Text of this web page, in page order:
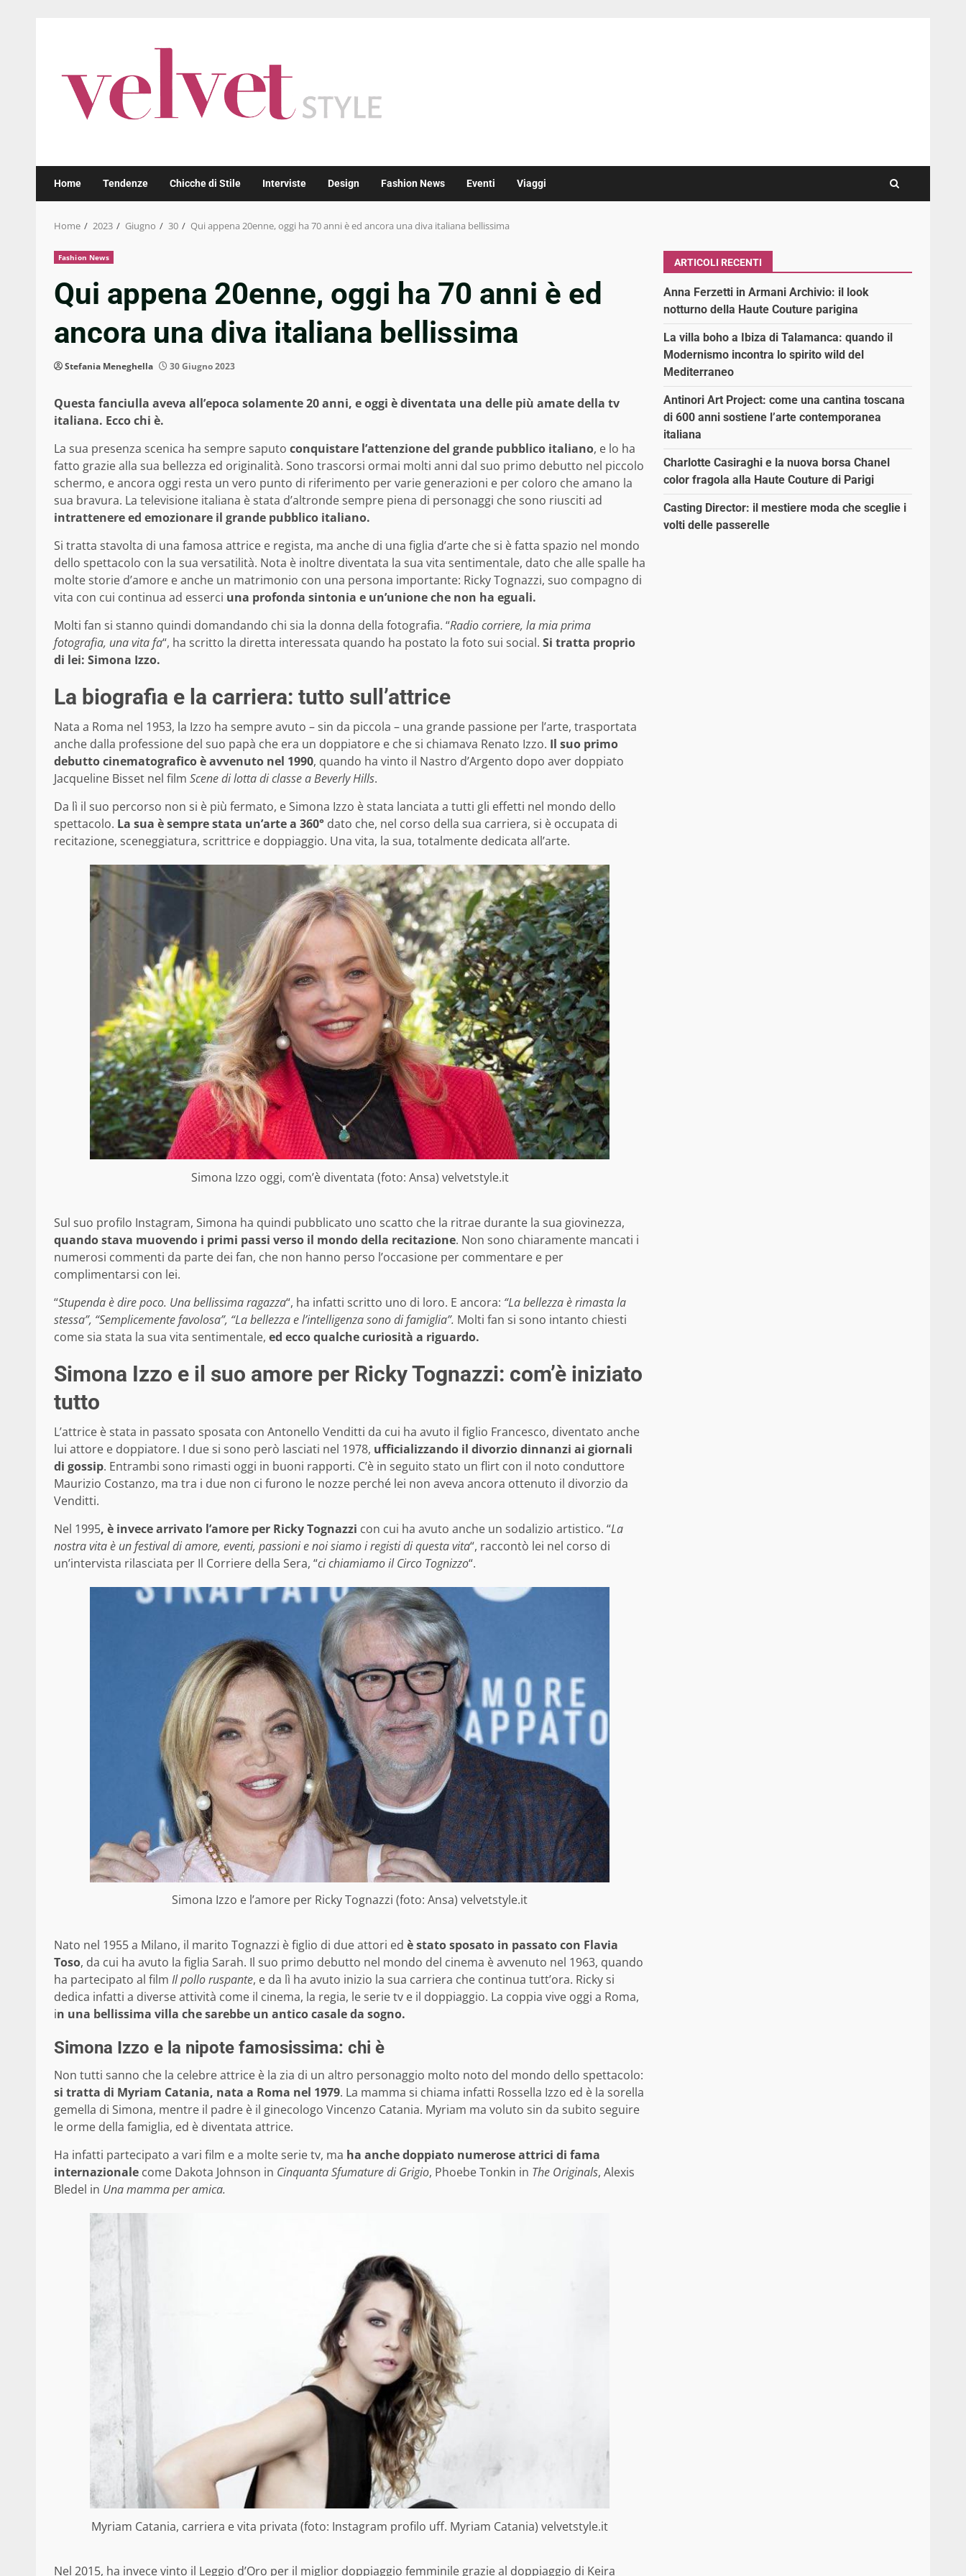
Home Tendenze Chicche di Stile Interviste Design Fashion News Eventi Viaggi
Home 2023 Giugno 30 Qui appena 20enne, oggi ha 70 anni è ed ancora una diva italiana bellissima
Fashion News
Qui appena 20enne, oggi ha 70 anni è ed
ancora una diva italiana bellissima
Stefania Meneghella 30 Giugno 2023
Questa fanciulla aveva all’epoca solamente 20 anni, e oggi è diventata una delle più amate della tv
italiana. Ecco chi è.
La sua presenza scenica ha sempre saputo conquistare l’attenzione del grande pubblico italiano, e lo ha
fatto grazie alla sua bellezza ed originalità. Sono trascorsi ormai molti anni dal suo primo debutto nel piccolo
schermo, e ancora oggi resta un vero punto di riferimento per varie generazioni e per coloro che amano la
sua bravura. La televisione italiana è stata d’altronde sempre piena di personaggi che sono riusciti ad
intrattenere ed emozionare il grande pubblico italiano.
Si tratta stavolta di una famosa attrice e regista, ma anche di una figlia d’arte che si è fatta spazio nel mondo
dello spettacolo con la sua versatilità. Nota è inoltre diventata la sua vita sentimentale, dato che alle spalle ha
molte storie d’amore e anche un matrimonio con una persona importante: Ricky Tognazzi, suo compagno di
vita con cui continua ad esserci una profonda sintonia e un’unione che non ha eguali.
Molti fan si stanno quindi domandando chi sia la donna della fotografia. “Radio corriere, la mia prima
fotografia, una vita fa“, ha scritto la diretta interessata quando ha postato la foto sui social. Si tratta proprio
di lei: Simona Izzo.
La biografia e la carriera: tutto sull’attrice
Nata a Roma nel 1953, la Izzo ha sempre avuto – sin da piccola – una grande passione per l’arte, trasportata
anche dalla professione del suo papà che era un doppiatore e che si chiamava Renato Izzo. Il suo primo
debutto cinematografico è avvenuto nel 1990, quando ha vinto il Nastro d’Argento dopo aver doppiato
Jacqueline Bisset nel film Scene di lotta di classe a Beverly Hills.
Da lì il suo percorso non si è più fermato, e Simona Izzo è stata lanciata a tutti gli effetti nel mondo dello
spettacolo. La sua è sempre stata un’arte a 360° dato che, nel corso della sua carriera, si è occupata di
recitazione, sceneggiatura, scrittrice e doppiaggio. Una vita, la sua, totalmente dedicata all’arte.
Simona Izzo oggi, com’è diventata (foto: Ansa) velvetstyle.it
Sul suo profilo Instagram, Simona ha quindi pubblicato uno scatto che la ritrae durante la sua giovinezza,
quando stava muovendo i primi passi verso il mondo della recitazione. Non sono chiaramente mancati i
numerosi commenti da parte dei fan, che non hanno perso l’occasione per commentare e per
complimentarsi con lei.
“Stupenda è dire poco. Una bellissima ragazza“, ha infatti scritto uno di loro. E ancora: “La bellezza è rimasta la
stessa”, “Semplicemente favolosa”, “La bellezza e l’intelligenza sono di famiglia”. Molti fan si sono intanto chiesti
come sia stata la sua vita sentimentale, ed ecco qualche curiosità a riguardo.
Simona Izzo e il suo amore per Ricky Tognazzi: com’è iniziato
tutto
L’attrice è stata in passato sposata con Antonello Venditti da cui ha avuto il figlio Francesco, diventato anche
lui attore e doppiatore. I due si sono però lasciati nel 1978, ufficializzando il divorzio dinnanzi ai giornali
di gossip. Entrambi sono rimasti oggi in buoni rapporti. C’è in seguito stato un flirt con il noto conduttore
Maurizio Costanzo, ma tra i due non ci furono le nozze perché lei non aveva ancora ottenuto il divorzio da
Venditti.
Nel 1995, è invece arrivato l’amore per Ricky Tognazzi con cui ha avuto anche un sodalizio artistico. “La
nostra vita è un festival di amore, eventi, passioni e noi siamo i registi di questa vita“, raccontò lei nel corso di
un’intervista rilasciata per Il Corriere della Sera, “ci chiamiamo il Circo Tognizzo“.
Simona Izzo e l’amore per Ricky Tognazzi (foto: Ansa) velvetstyle.it
Nato nel 1955 a Milano, il marito Tognazzi è figlio di due attori ed è stato sposato in passato con Flavia
Toso, da cui ha avuto la figlia Sarah. Il suo primo debutto nel mondo del cinema è avvenuto nel 1963, quando
ha partecipato al film Il pollo ruspante, e da lì ha avuto inizio la sua carriera che continua tutt’ora. Ricky si
dedica infatti a diverse attività come il cinema, la regia, le serie tv e il doppiaggio. La coppia vive oggi a Roma,
in una bellissima villa che sarebbe un antico casale da sogno.
Simona Izzo e la nipote famosissima: chi è
Non tutti sanno che la celebre attrice è la zia di un altro personaggio molto noto del mondo dello spettacolo:
si tratta di Myriam Catania, nata a Roma nel 1979. La mamma si chiama infatti Rossella Izzo ed è la sorella
gemella di Simona, mentre il padre è il ginecologo Vincenzo Catania. Myriam ma voluto sin da subito seguire
le orme della famiglia, ed è diventata attrice.
Ha infatti partecipato a vari film e a molte serie tv, ma ha anche doppiato numerose attrici di fama
internazionale come Dakota Johnson in Cinquanta Sfumature di Grigio, Phoebe Tonkin in The Originals, Alexis
Bledel in Una mamma per amica.
Myriam Catania, carriera e vita privata (foto: Instagram profilo uff. Myriam Catania) velvetstyle.it
Nel 2015, ha invece vinto il Leggio d’Oro per il miglior doppiaggio femminile grazie al doppiaggio di Keira
ARTICOLI RECENTI
Anna Ferzetti in Armani Archivio: il look
notturno della Haute Couture parigina
La villa boho a Ibiza di Talamanca: quando il
Modernismo incontra lo spirito wild del
Mediterraneo
Antinori Art Project: come una cantina toscana
di 600 anni sostiene l’arte contemporanea
italiana
Charlotte Casiraghi e la nuova borsa Chanel
color fragola alla Haute Couture di Parigi
Casting Director: il mestiere moda che sceglie i
volti delle passerelle